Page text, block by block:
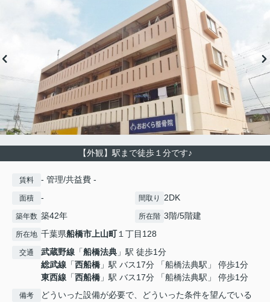
【外観】駅まで徒歩１分です♪
賃料 - 管理/共益費 -
面積 - 間取り 2DK
築年数 築42年 所在階 3階/5階建
所在地 千葉県船橋市上山町１丁目128
交通 武蔵野線 「船橋法典 」駅 徒歩1分
総武線 「西船橋 」駅 バス17分 「船橋法典駅」 停歩1分
東西線 「西船橋 」駅 バス17分 「船橋法典駅」 停歩1分
備考
どういった設備が必要で、どういった条件を望んでいる